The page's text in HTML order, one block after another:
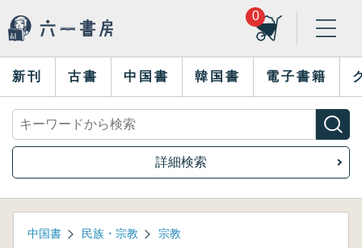
0
新刊 古書 中国書 韓国書 電子書籍
詳細検索
中国書 民族・宗教 宗教